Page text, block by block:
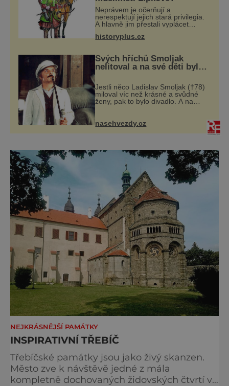
Neprávem je očerňují a
nerespektují jejich stará privilegia.
A hlavně jim přestali vyplácet
těmto „podrazům“ hlasitě
historyplus.cz
Svých hříchů Smoljak
nelitoval a na své děti byl
Jestli něco Ladislav Smoljak (†78)
miloval víc než krásné a svůdné
ženy, pak to bylo divadlo. A na
uměleckého nebe. Kdysi někdo z
nasehvezdy.cz
NEJKRÁSNĚJŠÍ PAMÁTKY
INSPIRATIVNÍ TŘEBÍČ
Třebíčské památky jsou jako živý skanzen.
Město zve k návštěvě jedné z mála
kompletně dochovaných židovských čtvrtí v